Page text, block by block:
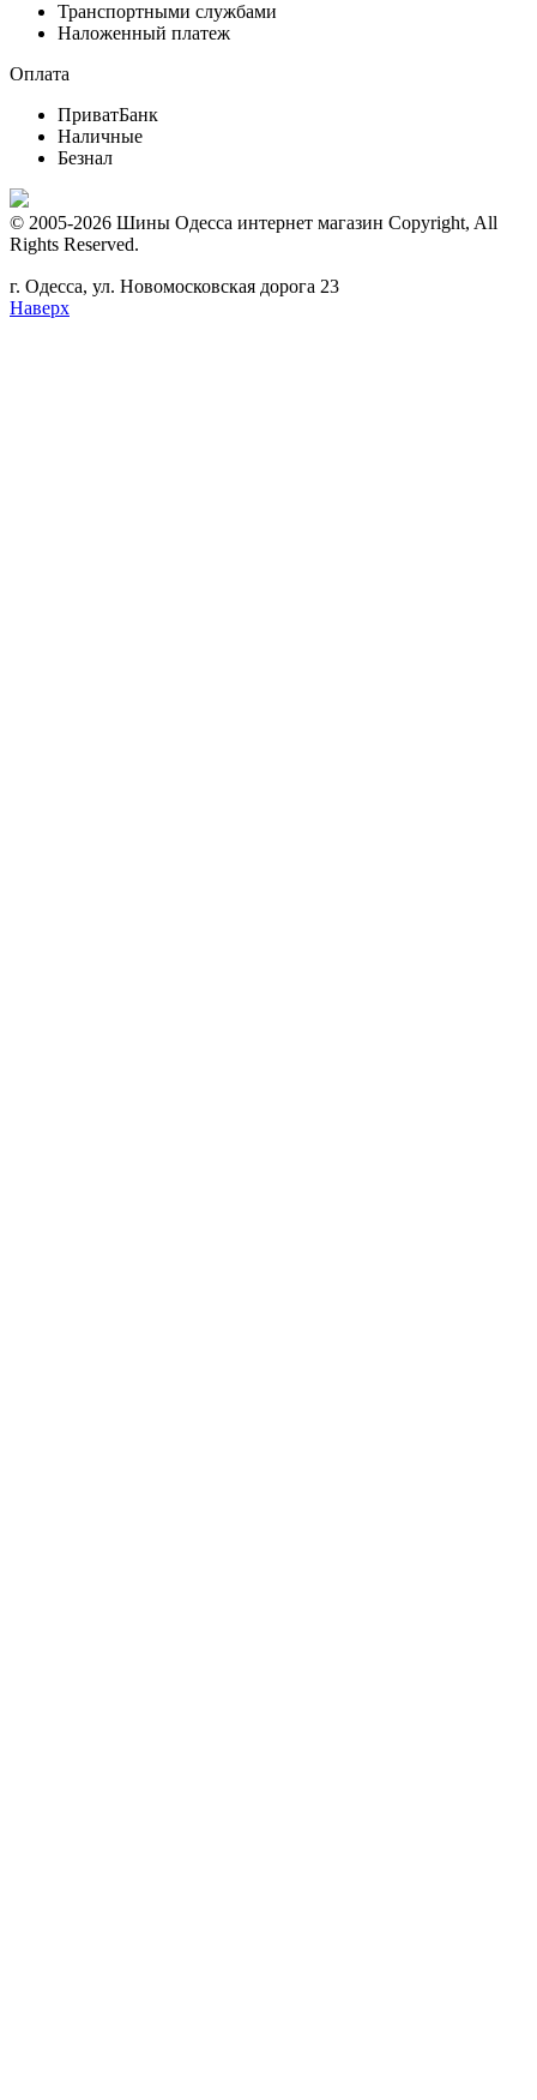
Транспортными службами
Наложенный платеж
Оплата
ПриватБанк
Наличные
Безнал
© 2005-2026 Шины Одесса интернет магазин Copyright, All
Rights Reserved.
г. Одесса, ул. Новомосковская дорога 23
Наверх